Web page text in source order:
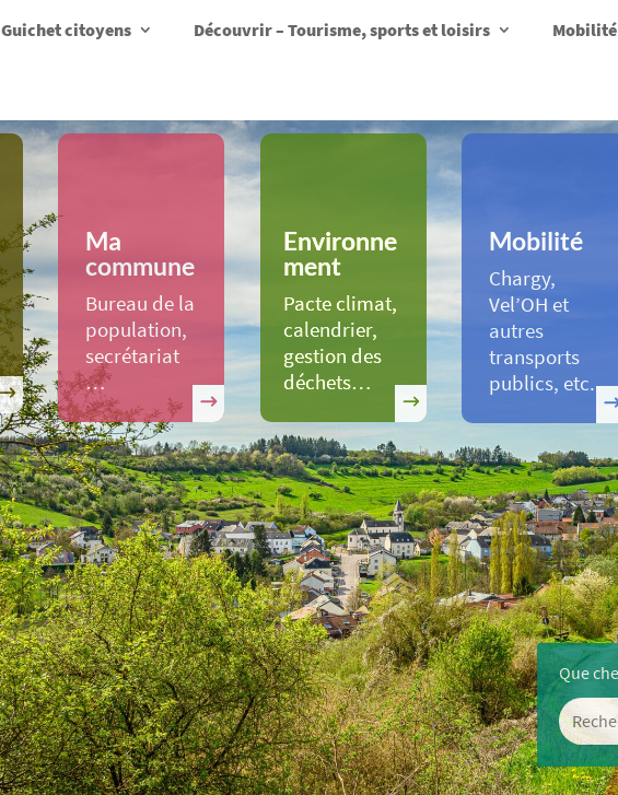
Guichet citoyens Découvrir – Tourisme, sports et loisirs Mobilité
Ma
commune
Bureau de la
population,
secrétariat
…
Environne
ment
Pacte climat,
calendrier,
gestion des
déchets…
Mobilité
Chargy,
Vel’OH et
autres
transports
publics, etc.